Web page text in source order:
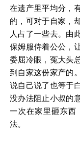
在遗产里平均分，
的，可对于自家，
人占了一些去。由
保姆服侍着公公，
委屈冷眼，冤大头
到自家这份家产的
说自己说了也等于
没办法阻止小叔的
一次在家里砸东西
法。